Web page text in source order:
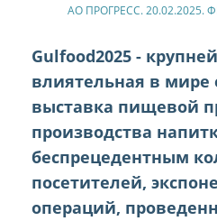
АО ПРОГРЕСС. 20.02.2025.
Gulfood2025 -
влиятельная в мире
выставка пищевой
производства
беспрецедентным
посетителей,
операций,